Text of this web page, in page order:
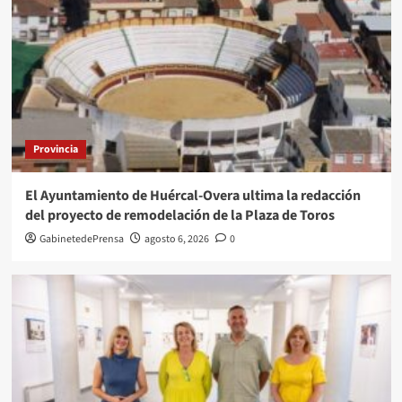
Provincia
El Ayuntamiento de Huércal-Overa ultima la redacción
del proyecto de remodelación de la Plaza de Toros
GabinetedePrensa agosto 6, 2026 0